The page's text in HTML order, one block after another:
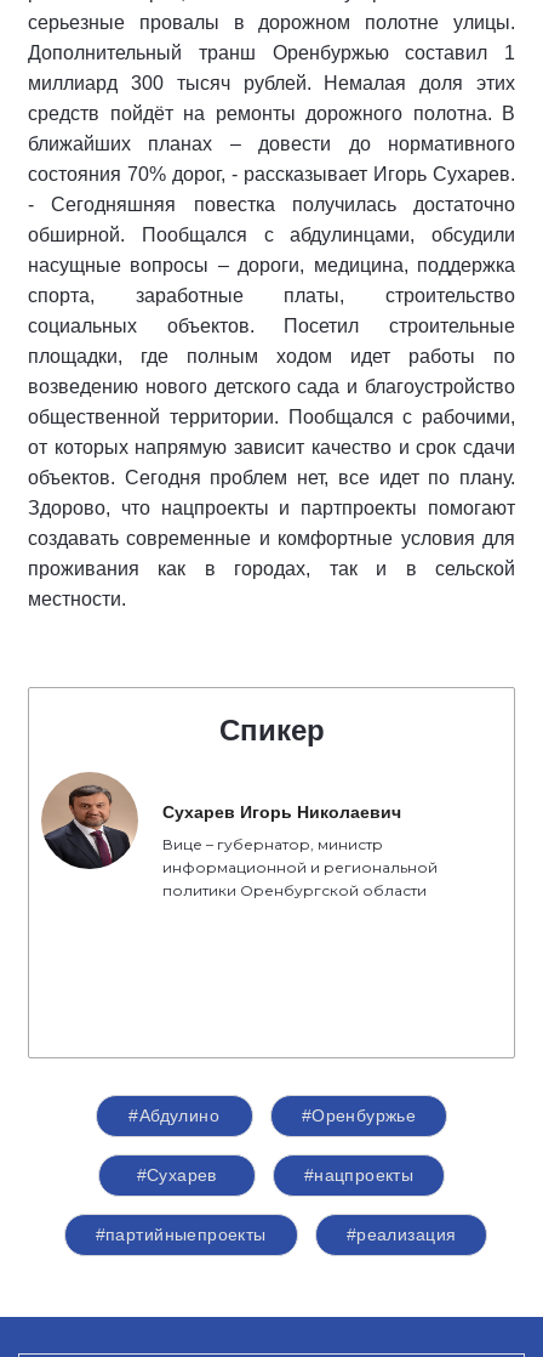
серьезные провалы в дорожном полотне улицы.
Дополнительный транш Оренбуржью составил 1
миллиард 300 тысяч рублей. Немалая доля этих
средств пойдёт на ремонты дорожного полотна. В
ближайших планах – довести до нормативного
состояния 70% дорог, - рассказывает Игорь Сухарев.
- Сегодняшняя повестка получилась достаточно
обширной. Пообщался с абдулинцами, обсудили
насущные вопросы – дороги, медицина, поддержка
спорта, заработные платы, строительство
социальных объектов. Посетил строительные
площадки, где полным ходом идет работы по
возведению нового детского сада и благоустройство
общественной территории. Пообщался с рабочими,
от которых напрямую зависит качество и срок сдачи
объектов. Сегодня проблем нет, все идет по плану.
Здорово, что нацпроекты и партпроекты помогают
создавать современные и комфортные условия для
проживания как в городах, так и в сельской
местности.
Спикер
Сухарев Игорь Николаевич
Вице – губернатор, министр
информационной и региональной
политики Оренбургской области
#Абдулино #Оренбуржье
#Сухарев #нацпроекты
#партийныепроекты #реализация